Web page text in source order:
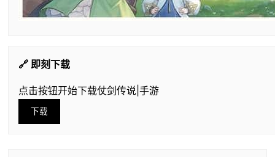
🔗 即刻下载
点击按钮开始下载仗剑传说|手游
下载